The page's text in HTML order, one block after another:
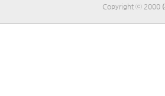
Copyright ⓒ 2000